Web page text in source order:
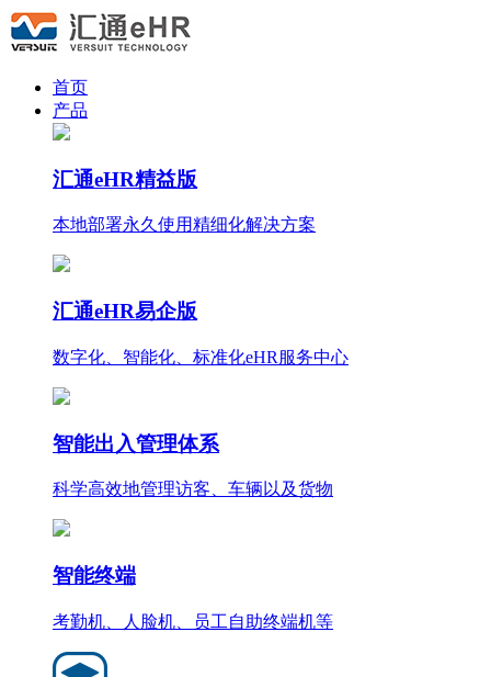
首页
产品
汇通eHR精益版
本地部署永久使用精细化解决方案
汇通eHR易企版
数字化、智能化、标准化eHR服务中心
智能出入管理体系
科学高效地管理访客、车辆以及货物
智能终端
考勤机、人脸机、员工自助终端机等